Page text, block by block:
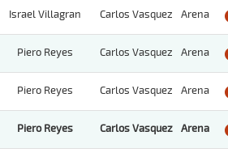
Israel Villagran Carlos Vasquez Arena
Piero Reyes Carlos Vasquez Arena
Piero Reyes Carlos Vasquez Arena
Piero Reyes Carlos Vasquez Arena